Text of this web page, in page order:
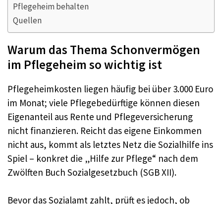
Pflegeheim behalten
Quellen
Warum das Thema Schonvermögen
im Pflegeheim so wichtig ist
Pflegeheimkosten liegen häufig bei über 3.000 Euro
im Monat; viele Pflegebedürftige können diesen
Eigenanteil aus Rente und Pflegeversicherung
nicht finanzieren. Reicht das eigene Einkommen
nicht aus, kommt als letztes Netz die Sozialhilfe ins
Spiel – konkret die „Hilfe zur Pflege“ nach dem
Zwölften Buch Sozialgesetzbuch (SGB XII).
Bevor das Sozialamt zahlt, prüft es jedoch, ob